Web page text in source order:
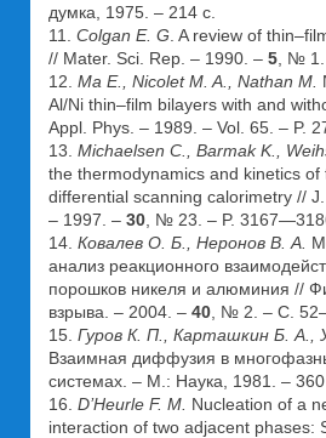
думка, 1975. – 214 c.
11. Colgan E. G . A review of
// Mater. Sci. Rep. – 1990. – 5 , №
12. Ma E., Nicolet M. A., Nathan M.
Al/Ni thin–film bilayers with and
Appl. Phys. – 1989. – Vol. 65. – P.
13. Michaelsen C., Barmak K.,
the thermodynamics and kinetics
differential scanning calorimetry // J.
– 1997. – 30 , № 23. – P.
14. Ковалев О. Б., Неронов В. А.
анализ реакционного
порошков никеля и алюминия //
взрыва. – 2004. – 40 , № 2. – С.
15. Гуров К. П., Карташкин Б. А.,
Взаимная диффузия в
системах. – М.: Наука, 1981. – 360
16. D’Heurle F. M. Nucleation of a
interaction of two adjacent phases: